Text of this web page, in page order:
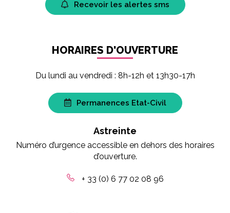
Recevoir les alertes sms
HORAIRES D'OUVERTURE
Du lundi au vendredi : 8h-12h et 13h30-17h
Permanences Etat-Civil
Astreinte
Numéro d’urgence accessible en dehors des horaires
d’ouverture.
+ 33 (0) 6 77 02 08 96